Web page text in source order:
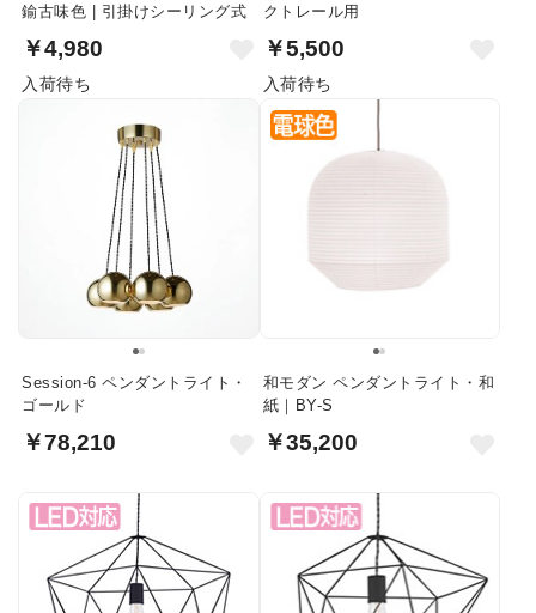
鍮古味色 | 引掛けシーリング式
￥4,980
入荷待ち
クトレール用
￥5,500
入荷待ち
Session-6 ペンダントライト・
ゴールド
￥78,210
和モダン ペンダントライト・和
紙｜BY-S
￥35,200